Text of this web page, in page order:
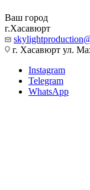
Ваш город
г.Хасавюрт
г. Хасавюрт ул.
Instagram
Telegram
WhatsApp